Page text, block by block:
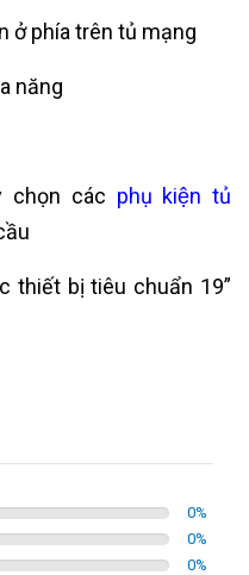
ở phía trên tủ mạng
năng
chọn các phụ kiện tủ
thiết bị tiêu chuẩn 19”
0%
0%
0%